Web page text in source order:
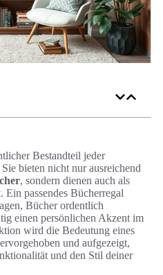
Bestandteil jeder
bieten nicht nur ausreichend
, sondern dienen auch als
passendes Bücherregal
Bücher ordentlich
einen persönlichen Akzent im
wird die Bedeutung eines
und aufgezeigt,
und den Stil deiner